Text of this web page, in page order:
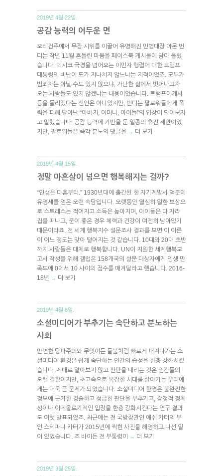
2019년 4월 22일.
공감 능력의 어두운 면
오리건주에서 무장 시위를 이끌어 유명해진 민병대장 아몬 번
디는 작년 11월 흔들린 마음을 페이스북 게시물에 담아 올렸
습니다. 멕시코 국경을 넘어오는 이민자 행렬에 대한 트럼프
대통령의 비난이 도가 지나치지 않느냐는 지적이었죠. 모두가
범죄자는 아닐 수도 있지 않으냐, 가난한 삶에서 벗어나고자
오는 사람들도 있지 않겠냐는 내용이었습니다. 트럼프에게서
등을 돌리겠다는 선언은 아니었지만, 번디는 팔로워들에게 폭
력을 피해 달아난 “아버지, 어머니, 아이들”의 입장이 되어보자
고 말했습니다. 공감 능력에 기반을 둔 일종의 휴전 제안이었
지만, 팔로워들은 즉각 분노의 댓글을 → 더 보기
2019년 4월 15일.
정말 마흔살이 넘으면 행복해지는 걸까?
“인생은 마흔부터.” 1930년대에 출간된 한 자기계발서 덕분에
유명세를 얻은 오랜 속담입니다. 오랫동안 열심히 일한 보상으
로 스트레스는 적어지고 소득은 높아지며, 아이들은 다 자라
집을 떠나고, 운이 좋은 경우 체력과 건강이 여전히 남아있기
때문이라죠. 전 세계 행복지수 설문조사 결과를 보면 이 이론
이 어느 정도는 맞아 떨어지는 것 같습니다. 10대와 20대 초반
까지 사람들은 대체로 행복합니다. UN이 지원한 세계행복보
고서 작성을 위해 갤럽은 158개국의 설문 대상자에게 인생 만
족도에 0에서 10 사이의 점수를 매겨달라고 했습니다. 2016-
18년 → 더 보기
2019년 4월 8일.
소셜미디어가 부추기는 속단하고 분노하는
사회
만연한 당파주의와 무엇이든 들불처럼 빠르게 퍼져나가는 소
셜미디어 환경은 쉽게 속단하는 인간의 습성을 한층 강화시켰
습니다. 제대로 알아보지 않고 판단을 내리는 것은 인간들의
오랜 결함이지만, 초고속으로 복잡한 시대를 살아가는 우리에
게는 더욱 큰 문제가 되었습니다. 소셜미디어 환경은 불완전한
정보에 근거한 경솔하고 성급한 판단을 부추기고, 감정적 정체
성이나 이데올로기적인 입장을 한층 강화시킨다는 연구 결과
도 여럿 발표되었죠. 최근에는 전 국방장관인 애쉬 카터의 부
인 스테파니 카터가 2015년에 찍힌 사진을 해명하고 나선 일
이 있었습니다. 조 바이든 전 부통령이
→ 더 보기
2019년 3월 25일.